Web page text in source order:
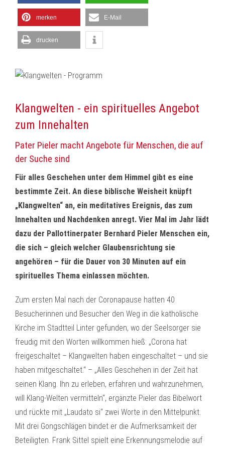
merken E-Mail
drucken
Klangwelten - ein spirituelles Angebot
zum Innehalten
Pater Pieler macht Angebote für Menschen, die auf
der Suche sind
Für alles Geschehen unter dem Himmel gibt es eine
bestimmte Zeit. An diese biblische Weisheit knüpft
„Klangwelten“ an, ein meditatives Ereignis, das zum
Innehalten und Nachdenken anregt. Vier Mal im Jahr lädt
dazu der Pallottinerpater Bernhard Pieler Menschen ein,
die sich – gleich welcher Glaubensrichtung sie
angehören – für die Dauer von 30 Minuten auf ein
spirituelles Thema einlassen möchten.
Zum ersten Mal nach der Coronapause hatten 40
Besucherinnen und Besucher den Weg in die katholische
Kirche im Stadtteil Linter gefunden, wo der Seelsorger sie
freudig mit den Worten willkommen hieß: „Corona hat
freigeschaltet – Klangwelten haben eingeschaltet – und sie
haben mitgeschaltet.“ – „Alles Geschehen in der Zeit hat
seinen Klang. Ihn zu erleben, erfahren und wahrzunehmen,
will Klang-Welten vermitteln“, ergänzte Pieler das Bibelwort
und rückte mit „Laudato si“ zwei Worte in den Mittelpunkt.
Mit drei Gongschlägen bindet er die Aufmerksamkeit der
Beteiligten. Frank Sittel spielt eine Erkennungsmelodie auf